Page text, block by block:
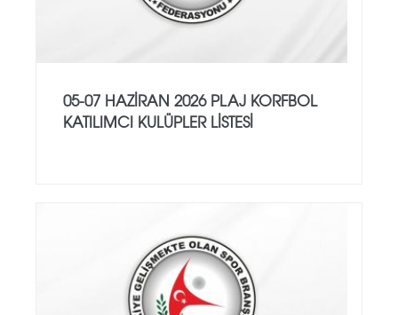
05-07 HAZİRAN 2026 PLAJ KORFBOL
KATILIMCI KULÜPLER LİSTESİ